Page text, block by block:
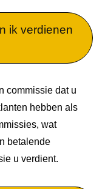
ik verdienen
commissie dat u
hebben als
wat
betalende
u verdient.